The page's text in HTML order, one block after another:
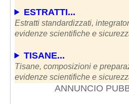
ESTRATTI...
Estratti standardizzati,
evidenze scientifiche e
TISANE...
Tisane, composizioni e
evidenze scientifiche e
ANNUNCIO